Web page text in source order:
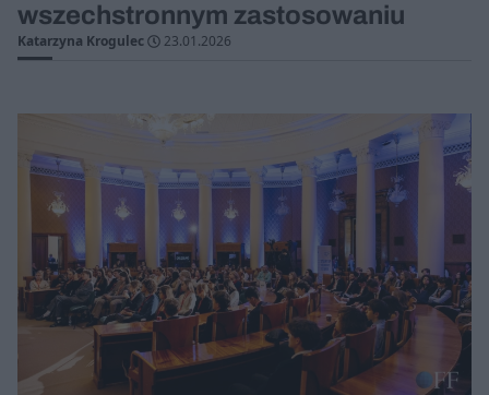
wszechstronnym zastosowaniu
Katarzyna Krogulec 23.01.2026